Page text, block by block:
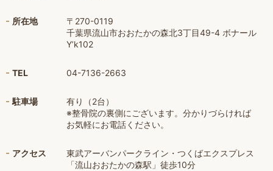
所在地
〒270-0119
千葉県流山市おおたかの森北3丁目49-4 ボナール
Y’k102
TEL 04-7136-2663
駐車場
有り（2台）
※整骨院の裏側にございます。分かりづらければ
お気軽にお電話ください。
アクセス
東武アーバンパークライン・つくばエクスプレス
「流山おおたかの森駅」徒歩10分